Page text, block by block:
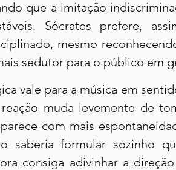
que a imitação
Sócrates prefere,
mesmo
sedutor para o público em
vale para a música em
muda levemente de
com mais
saberia formular sozinho
consiga adivinhar a